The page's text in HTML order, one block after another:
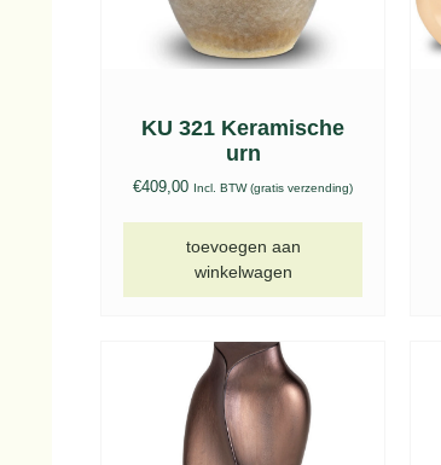
KU 321 Keramische
urn
€409,00 Incl. BTW (gratis verzending)
toevoegen aan
winkelwagen